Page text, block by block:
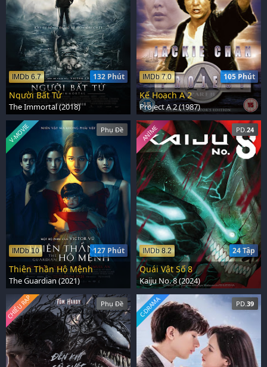
132 Phút
IMDb 6.7
Người Bất Tử
The Immortal (2018)
105 Phút
IMDb 7.0
Kế Hoạch A 2
Project A 2 (1987)
Phụ Đề
127 Phút
IMDb 10
V-MOVIE
Thiên Thần Hộ Mệnh
The Guardian (2021)
PD. 24
24 Tập
IMDb 8.2
ANIME
Quái Vật Số 8
Kaiju No. 8 (2024)
Phụ Đề
CHIẾU RẠP PD.39
C-DRAMA